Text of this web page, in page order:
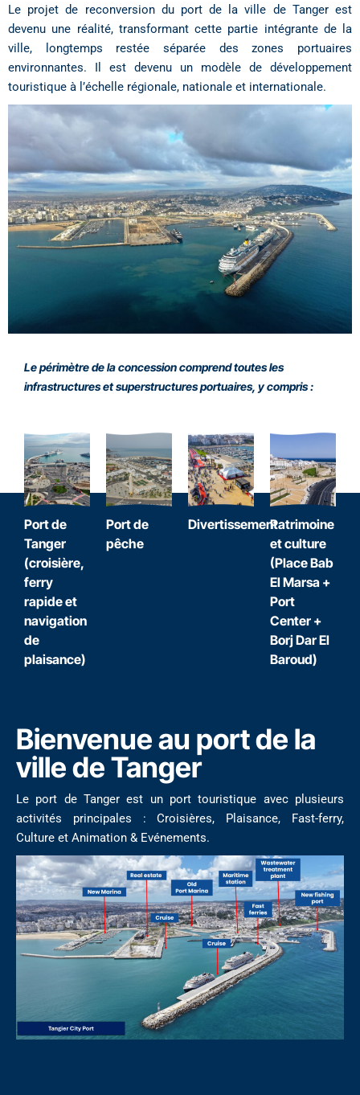
Le projet de reconversion du port de la ville de Tanger est
devenu une réalité, transformant cette partie intégrante de la
ville, longtemps restée séparée des zones portuaires
environnantes. Il est devenu un modèle de développement
touristique à l’échelle régionale, nationale et internationale.
Le périmètre de la concession comprend toutes les
infrastructures et superstructures portuaires, y compris :
Port de
Tanger
(croisière,
ferry
rapide et
navigation
de
plaisance)
Port de
pêche
DivertissementPatrimoine
et culture
(Place Bab
El Marsa +
Port
Center +
Borj Dar El
Baroud)
Bienvenue au port de la
ville de Tanger
Le port de Tanger est un port touristique avec plusieurs
activités principales : Croisières, Plaisance, Fast-ferry,
Culture et Animation & Evénements.